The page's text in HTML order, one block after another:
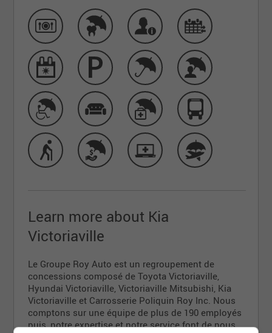
Learn more about Kia
Victoriaville
Le Groupe Roy Auto est un regroupement de
concessions composé de Toyota Victoriaville,
Hyundai Victoriaville, Victoriaville Mitsubishi, Kia
Victoriaville et Carrosserie Poliquin Roy Inc. Nous
comptons sur une équipe de plus de 190 employés
puis, notre expertise et notre service font de nous